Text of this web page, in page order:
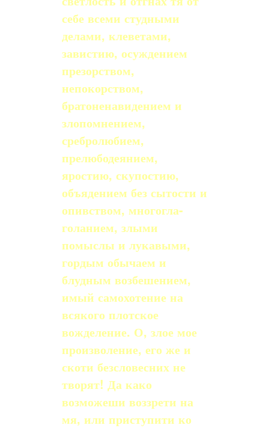
себе всеми студными
делами, клеветами,
завистию, осуждением
презорством,
непокорством,
братоненавидением и
злопомнением,
сребролюбием,
прелюбодеянием,
яростию, скупостию,
объядением без сытости и
опивством, многогла­
голанием, злыми
помыслы и лукавыми,
гордым обычаем и
блудным возбешением,
имый самохотение на
всякого плотское
вожделение. О, злое мое
произволение, его же и
скоти безсловесних не
творят! Да како
возможеши воззрети на
мя, или приступи­ти ко